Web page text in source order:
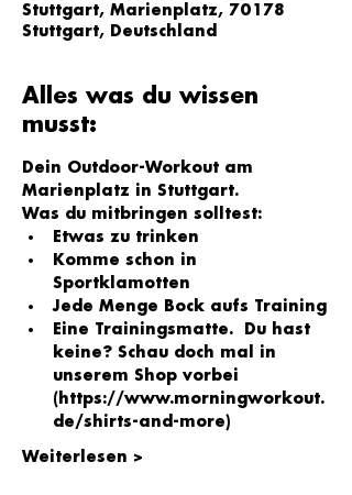
Stuttgart, Marienplatz, 70178
Stuttgart, Deutschland
Alles was du wissen
musst:
Dein Outdoor-Workout am
Marienplatz in Stuttgart.
Was du mitbringen solltest:
Etwas zu trinken
Komme schon in
Sportklamotten
Jede Menge Bock aufs Training
Eine Trainingsmatte.  Du hast
keine? Schau doch mal in
unserem Shop vorbei
( https://www.morningworkout.
de/shirts-and-more)
Weiterlesen >